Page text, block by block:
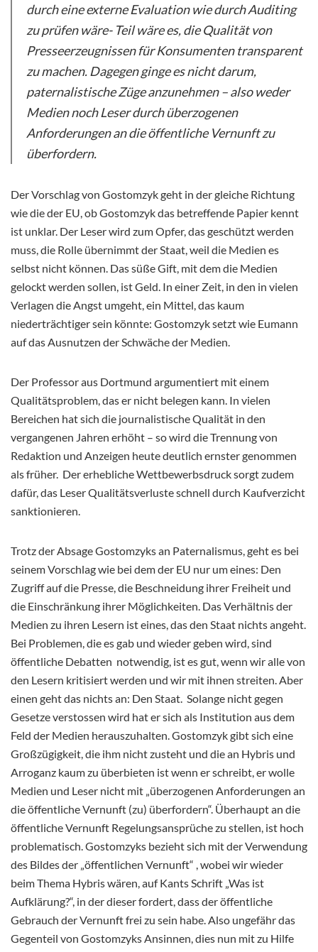
durch eine externe Evaluation wie durch Auditing
zu prüfen wäre- Teil wäre es, die Qualität von
Presseerzeugnissen für Konsumenten transparent
zu machen. Dagegen ginge es nicht darum,
paternalistische Züge anzunehmen – also weder
Medien noch Leser durch überzogenen
Anforderungen an die öffentliche Vernunft zu
überfordern.
Der Vorschlag von Gostomzyk geht in der gleiche Richtung
wie die der EU, ob Gostomzyk das betreffende Papier kennt
ist unklar. Der Leser wird zum Opfer, das geschützt werden
muss, die Rolle übernimmt der Staat, weil die Medien es
selbst nicht können. Das süße Gift, mit dem die Medien
gelockt werden sollen, ist Geld. In einer Zeit, in den in vielen
Verlagen die Angst umgeht, ein Mittel, das kaum
niederträchtiger sein könnte: Gostomzyk setzt wie Eumann
auf das Ausnutzen der Schwäche der Medien.
Der Professor aus Dortmund argumentiert mit einem
Qualitätsproblem, das er nicht belegen kann. In vielen
Bereichen hat sich die journalistische Qualität in den
vergangenen Jahren erhöht – so wird die Trennung von
Redaktion und Anzeigen heute deutlich ernster genommen
als früher. Der erhebliche Wettbewerbsdruck sorgt zudem
dafür, das Leser Qualitätsverluste schnell durch Kaufverzicht
sanktionieren.
Trotz der Absage Gostomzyks an Paternalismus, geht es bei
seinem Vorschlag wie bei dem der EU nur um eines: Den
Zugriff auf die Presse, die Beschneidung ihrer Freiheit und
die Einschränkung ihrer Möglichkeiten. Das Verhältnis der
Medien zu ihren Lesern ist eines, das den Staat nichts angeht.
Bei Problemen, die es gab und wieder geben wird, sind
öffentliche Debatten notwendig, ist es gut, wenn wir alle von
den Lesern kritisiert werden und wir mit ihnen streiten. Aber
einen geht das nichts an: Den Staat. Solange nicht gegen
Gesetze verstossen wird hat er sich als Institution aus dem
Feld der Medien herauszuhalten. Gostomzyk gibt sich eine
Großzügigkeit, die ihm nicht zusteht und die an Hybris und
Arroganz kaum zu überbieten ist wenn er schreibt, er wolle
Medien und Leser nicht mit „überzogenen Anforderungen an
die öffentliche Vernunft (zu) überfordern“. Überhaupt an die
öffentliche Vernunft Regelungsansprüche zu stellen, ist hoch
problematisch. Gostomzyks bezieht sich mit der Verwendung
des Bildes der „öffentlichen Vernunft“ , wobei wir wieder
beim Thema Hybris wären, auf Kants Schrift „Was ist
Aufklärung?“, in der dieser fordert, dass der öffentliche
Gebrauch der Vernunft frei zu sein habe. Also ungefähr das
Gegenteil von Gostomzyks Ansinnen, dies nun mit zu Hilfe